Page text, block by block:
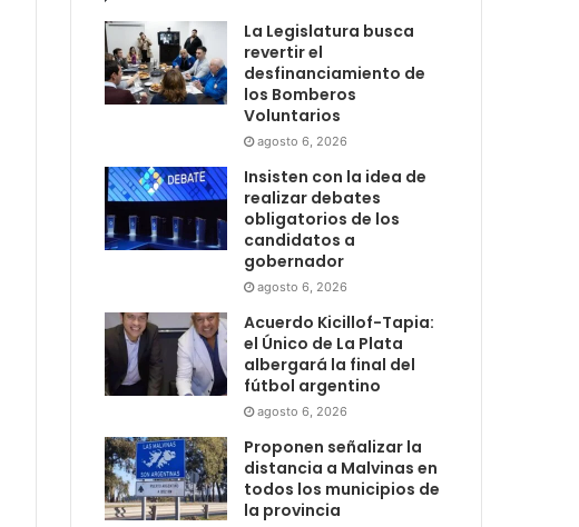
La Legislatura busca
revertir el
desfinanciamiento de
los Bomberos
Voluntarios
agosto 6, 2026
Insisten con la idea de
realizar debates
obligatorios de los
candidatos a
gobernador
agosto 6, 2026
Acuerdo Kicillof-Tapia:
el Único de La Plata
albergará la final del
fútbol argentino
agosto 6, 2026
Proponen señalizar la
distancia a Malvinas en
todos los municipios de
la provincia